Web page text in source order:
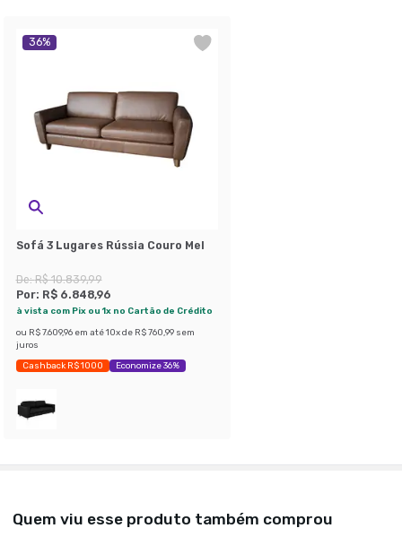
36%
Sofá 3 Lugares Rússia Couro Mel
De:R$ 10.839,99
Por: R$ 6.848,96
à vista com Pix ou 1x no Cartão de Crédito
ou R$ 7.609,96 em até 10x de R$ 760,99 sem
juros
Cashback R$ 1000 Economize 36%
Quem viu esse produto também comprou